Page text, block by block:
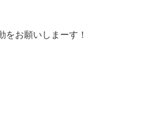
お願いしまーす！